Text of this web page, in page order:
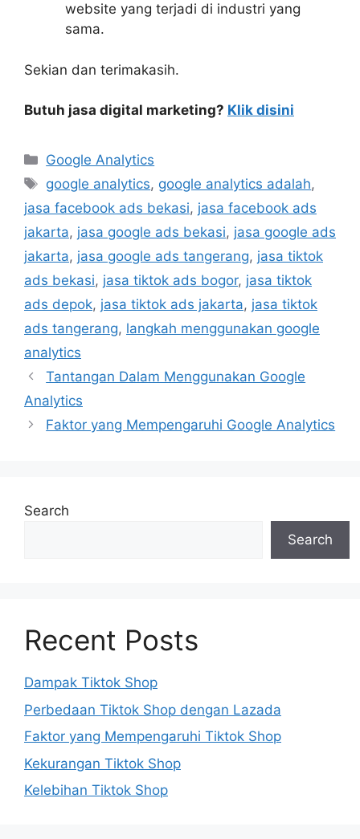
website yang terjadi di industri yang
sama.
Sekian dan terimakasih.
Butuh jasa digital marketing? Klik disini
Google Analytics
google analytics, google analytics adalah,
jasa facebook ads bekasi, jasa facebook ads
jakarta, jasa google ads bekasi, jasa google ads
jakarta, jasa google ads tangerang, jasa tiktok
ads bekasi, jasa tiktok ads bogor, jasa tiktok
ads depok, jasa tiktok ads jakarta, jasa tiktok
ads tangerang, langkah menggunakan google
analytics
Tantangan Dalam Menggunakan Google
Analytics
Faktor yang Mempengaruhi Google Analytics
Search
Search
Recent Posts
Dampak Tiktok Shop
Perbedaan Tiktok Shop dengan Lazada
Faktor yang Mempengaruhi Tiktok Shop
Kekurangan Tiktok Shop
Kelebihan Tiktok Shop